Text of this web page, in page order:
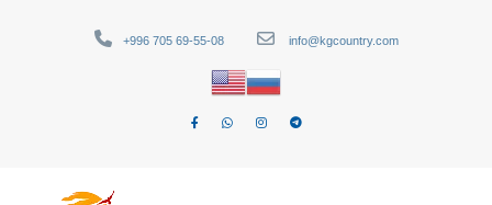
+996 705 69-55-08 info@kgcountry.com